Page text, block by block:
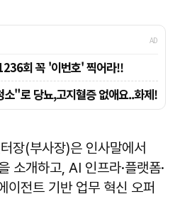
장(부사장)은 인사말에서
소개하고, AI 인프라·플랫폼·
이전트 기반 업무 혁신 오퍼